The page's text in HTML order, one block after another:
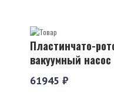
Пластинчато-
вакуумный насос
61945 ₽